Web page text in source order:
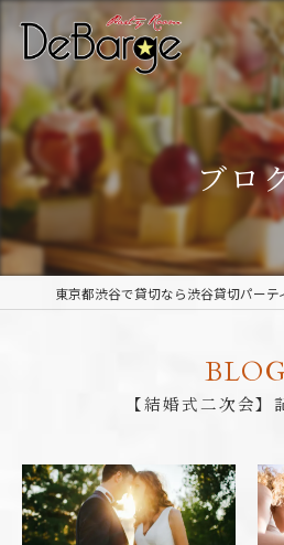
ブロ
BLOG
【結婚式二次会】